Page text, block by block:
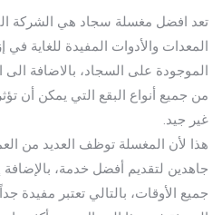
تعد افضل مغسلة سجاد هي الشركة
المعدات والأدوات المفيدة للغاية
الموجودة على السجاد، بالاضافة
من جميع أنواع البقع التي يمكن أن
غير جيد.
هذا لأن المغسلة توظف العديد من
جاهدين لتقديم أفضل خدمة،
جميع الأوقات، بالتالي تعتبر مفيدة